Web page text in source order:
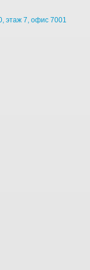
этаж 7, офис 7001